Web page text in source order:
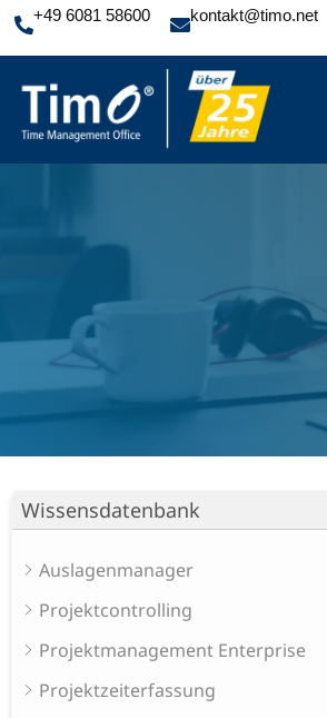
+49 6081 58600 kontakt@timo.net
Wissensdatenbank
Auslagenmanager
Projektcontrolling
Projektmanagement Enterprise
Projektzeiterfassung